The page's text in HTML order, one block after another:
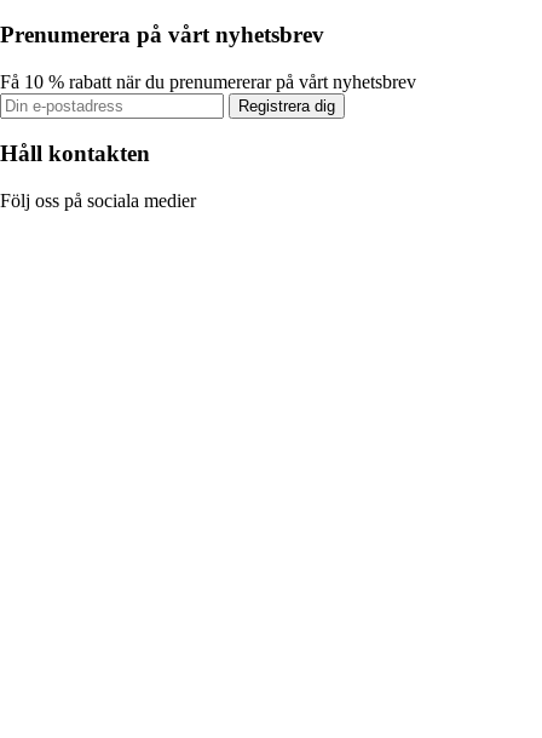
Prenumerera på vårt nyhetsbrev
Få 10 % rabatt när du prenumererar på vårt nyhetsbrev
Registrera dig
Håll kontakten
Följ oss på sociala medier